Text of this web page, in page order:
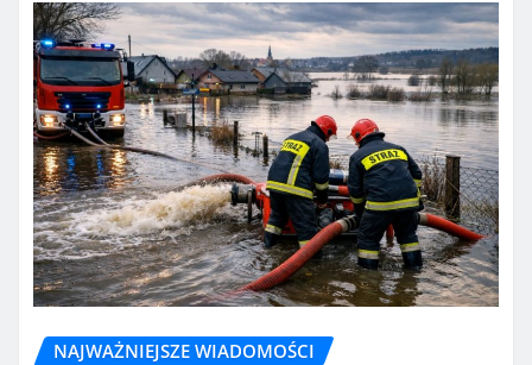
NAJWAŻNIEJSZE WIADOMOŚCI